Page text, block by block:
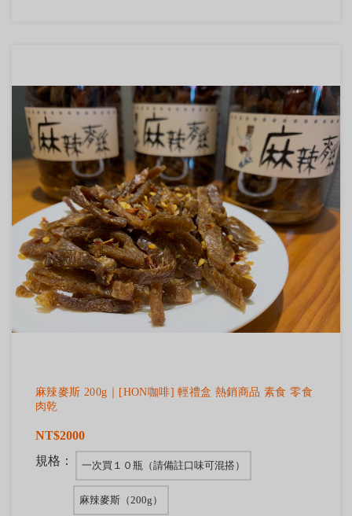
麻辣麥斯 200g｜[HON咖啡] 輕禮盒 熱銷商品 素食 零食
肉乾
NT$2000
規格：
一次買１０瓶（請備註口味可混搭）
麻辣麥斯（200g）